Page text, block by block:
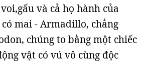
và cả họ hành của
mai - Armadillo, chẳng
chúng to bằng một chiếc
vật có vú vô cùng độc